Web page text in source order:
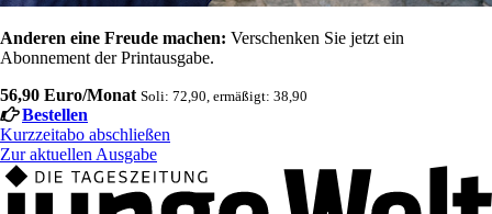
Anderen eine Freude machen: Verschenken Sie jetzt ein
Abonnement der Printausgabe.
56,90 Euro/Monat Soli: 72,90, ermäßigt: 38,90
Bestellen
Kurzzeitabo abschließen
Zur aktuellen Ausgabe